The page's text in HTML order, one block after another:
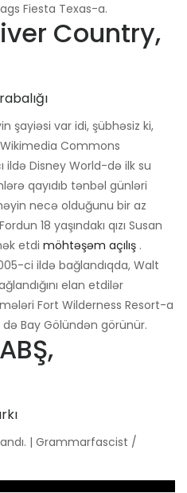
Fiesta Texas-a.
Country,
şayiəsi var idi, şübhəsiz ki,
Commons
ildə Disney World-də ilk su
qayıdıb tənbəl günləri
necə olduğunu bir az
18 yaşındakı qızı Susan
etdi möhtəşəm açılış .
ci ildə bağlandıqda, Walt
elan etdilər
Fort Wilderness Resort-a
Bay Gölündən görünür.
| Grammarfascist /